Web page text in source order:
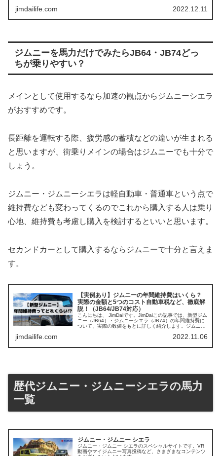
jimdailife.com 2022.12.11
ジムニーを馬力だけでみたらJB64・JB74どっ
ちが乗りやすい？
メインとして使用するなら加速の観点からジムニーシエラ
がおすすめです。
長距離を運転する際、疲労感の蓄積などの違いが生まれる
と思いますが、街乗りメインの場合はジムニーでも十分で
しょう。
ジムニー・ジムニーシエラは軽自動車・普通車という点で
維持費なども変わってくるのでこれから購入する人は乗り
心地、維持費も考慮し購入を検討するといいと思います。
セカンドカーとして購入するならジムニーで十分と言えま
す。
【実例あり】ジムニーの年間維持費はいくら？
実際の金額と5つのコスト自動車税など、徹底解
説！（JB64/JB74対応）
こんにちは、 JimDaiです。JimDaiこの記事では、新型ジム
ニー（JB64）・ジムニーシエラ（JB74）の年間維持費に
ついて、実際の数値をもとに詳しく紹介します。ジムニー
jimdailife.com 2022.11.06
歴代ジムニー・ジムニーシエラの馬力
一覧
ジムニー・ジムニー シエラ
ジムニー・ジムニー シエラのスペシャルサイトです。VR
動画やマイジムニー写真投稿など、さまざまなコンテンツ